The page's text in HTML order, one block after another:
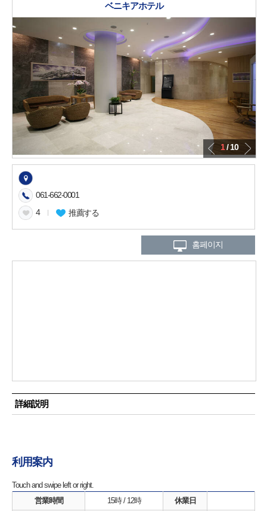
ベニキアホテル
1/ 10
061-662-0001
4
l 推薦する
홈페이지
詳細説明
利用案内
Touch and swipe left or right.
営業時間
15時 / 12時 休業日